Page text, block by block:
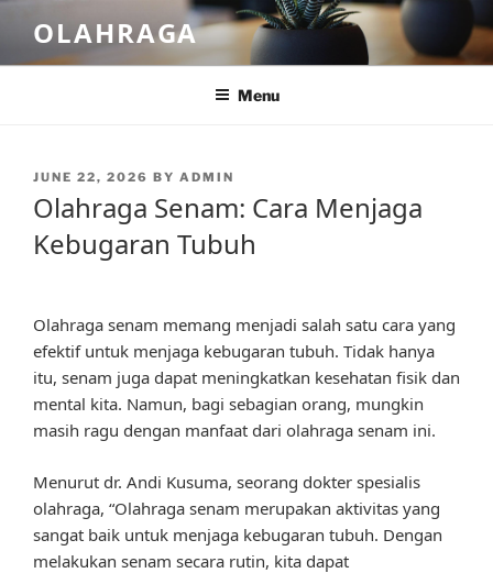
content
OLAHRAGA
Menu
POSTED
JUNE 22, 2026 BY ADMIN
Olahraga Senam: Cara Menjaga
Kebugaran Tubuh
Olahraga senam memang menjadi salah satu cara yang
efektif untuk menjaga kebugaran tubuh. Tidak hanya
itu, senam juga dapat meningkatkan kesehatan fisik dan
mental kita. Namun, bagi sebagian orang, mungkin
masih ragu dengan manfaat dari olahraga senam ini.
Menurut dr. Andi Kusuma, seorang dokter spesialis
olahraga, “Olahraga senam merupakan aktivitas yang
sangat baik untuk menjaga kebugaran tubuh. Dengan
melakukan senam secara rutin, kita dapat